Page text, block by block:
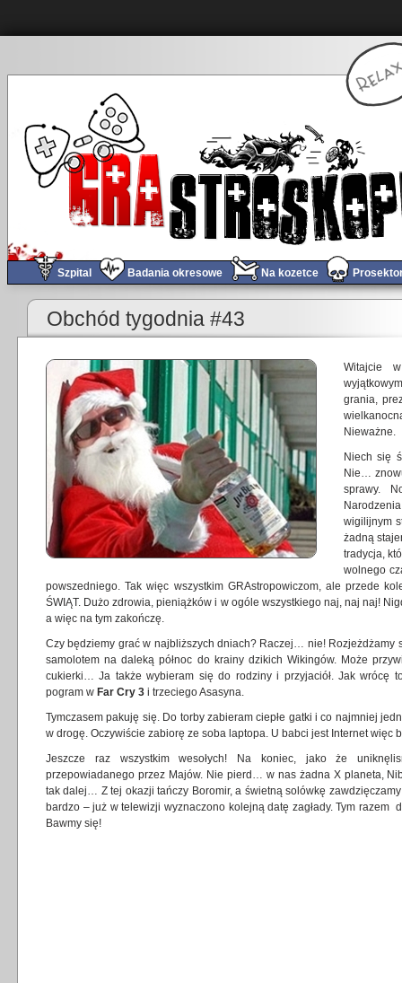
Szpital Badania okresowe Na kozetce
PieCyk kontra Far Cry 3
Obchód tygodnia #43
Witajcie
grania,
Nieważne.
Niech się
Nie…
sprawy.
wigilijnym
żadną
tradycja,
wolnego
powszedniego. Tak więc wszystkim GRAstropowiczom, ale przede
ŚWIĄT. Dużo zdrowia, pieniążków i w ogóle wszystkiego naj, naj naj!
a więc na tym zakończę.
Czy będziemy grać w najbliższych dniach? Raczej… nie! Rozjeżdżamy
samolotem na daleką północ do krainy dzikich Wikingów. Może
cukierki… Ja także wybieram się do rodziny i przyjaciół. Jak wrócę
pogram w Far Cry 3 i trzeciego Asasyna.
Tymczasem pakuję się. Do torby zabieram ciepłe gatki i co najmniej
w drogę. Oczywiście zabiorę ze soba laptopa. U babci jest Internet więc
Jeszcze raz wszystkim wesołych! Na koniec, jako że
przepowiadanego przez Majów. Nie pierd… w nas żadna X planeta,
tak dalej… Z tej okazji tańczy Boromir, a świetną solówkę
bardzo – już w telewizji wyznaczono kolejną datę zagłady. Tym razem
Bawmy się!